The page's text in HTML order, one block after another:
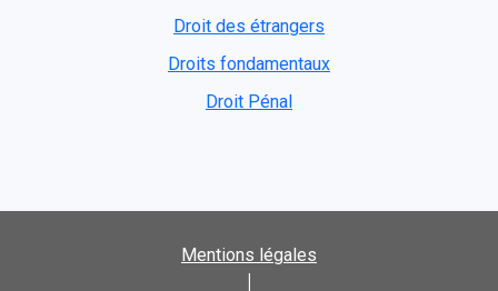
Droit des étrangers
Droits fondamentaux
Droit Pénal
Mentions légales
|